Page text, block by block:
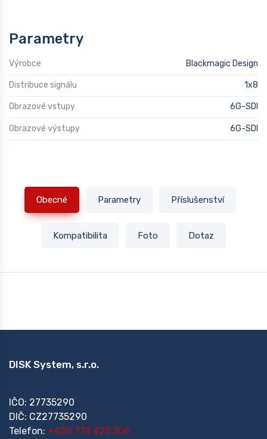
Parametry
Výrobce Blackmagic Design
Distribuce signálu 1x8
Obrazové vstupy 6G-SDI
Obrazové výstupy 6G-SDI
Obecné Parametry Příslušenství
Kompatibilita Foto Dotaz
DISK System, s.r.o.
IČO: 27735290
DIČ: CZ27735290
Telefon: +420 774 425 306